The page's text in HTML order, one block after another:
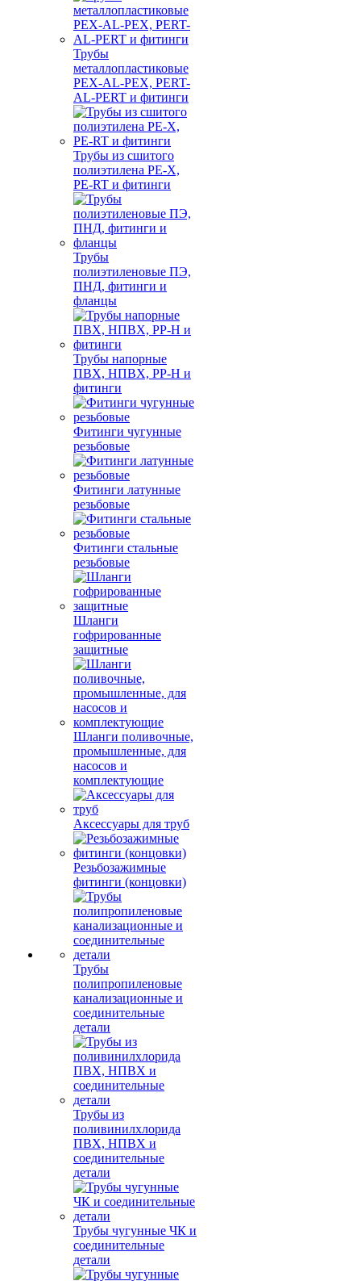
Трубы
металлопластиковые
PEX-AL-PEX, PERT-
AL-PERT и фитинги
Трубы из сшитого
полиэтилена PE-X,
PE-RT и фитинги
Трубы
полиэтиленовые ПЭ,
ПНД, фитинги и
фланцы
Трубы напорные
ПВХ, НПВХ, PP-H и
фитинги
Фитинги чугунные
резьбовые
Фитинги латунные
резьбовые
Фитинги стальные
резьбовые
Шланги
гофрированные
защитные
Шланги поливочные,
промышленные, для
насосов и
комплектующие
Аксессуары для труб
Резьбозажимные
фитинги (концовки)
Трубы
полипропиленовые
канализационные и
соединительные
детали
Трубы из
поливинилхлорида
ПВХ, НПВХ и
соединительные
детали
Трубы чугунные ЧК и
соединительные
детали